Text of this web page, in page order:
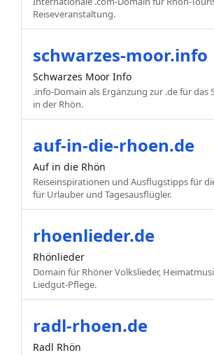
Reiseveranstaltung.
schwarzes-moor.info
Schwarzes Moor Info
.info-Domain als Ergänzung zur .de für das
in der Rhön.
auf-in-die-rhoen.de
Auf in die Rhön
Reiseinspirationen und Ausflugstipps für
für Urlauber und Tagesausflügler.
rhoenlieder.de
Rhönlieder
Domain für Rhöner Volkslieder,
Liedgut-Pflege.
radl-rhoen.de
Radl Rhön